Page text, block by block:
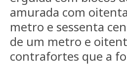
amurada com
metro e sessenta
de um metro e
contrafortes que a